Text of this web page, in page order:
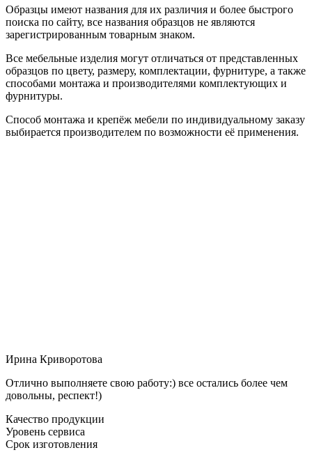
Образцы имеют названия для их различия и более быстрого
поиска по сайту, все названия образцов не являются
зарегистрированным товарным знаком.
Все мебельные изделия могут отличаться от представленных
образцов по цвету, размеру, комплектации, фурнитуре, а также
способами монтажа и производителями комплектующих и
фурнитуры.
Способ монтажа и крепёж мебели по индивидуальному заказу
выбирается производителем по возможности её применения.
Ирина Криворотова
Отлично выполняете свою работу:) все остались более чем
довольны, респект!)
Качество продукции
Уровень сервиса
Срок изготовления